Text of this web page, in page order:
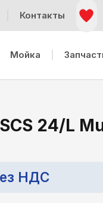
Контакты
Мойка
24/L
НДС